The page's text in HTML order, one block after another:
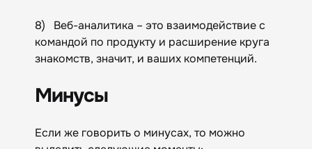
8) Веб-аналитика – это взаимодействие с
командой по продукту и расширение круга
знакомств, значит, и ваших компетенций.
Минусы
Если же говорить о минусах, то можно